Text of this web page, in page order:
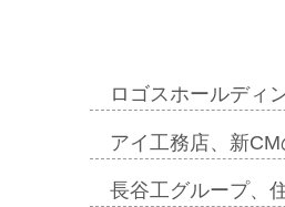
ロゴスホールディ
アイ工務店、新
長谷工グループ、